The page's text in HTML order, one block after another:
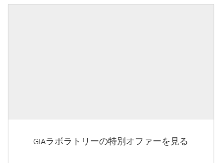
GIAラボラトリーの特別オファーを見る